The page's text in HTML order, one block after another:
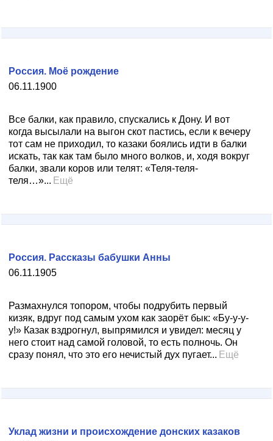
06.11.1900
Россия. Моё рождение
Все балки, как правило, спускались к Дону. И вот
когда высылали на выгон скот пастись, если к вечеру
тот сам не приходил, то казаки боялись идти в балки
искать, так как там было много волков, и, ходя вокруг
балки, звали коров или телят: «Теля-теля-
теля…»... Ещё
06.11.1905
Россия. Рассказы бабушки Анны
Размахнулся топором, чтобы подрубить первый
кизяк, вдруг под самым ухом как заорёт бык: «Бу-у-у-
у!» Казак вздрогнул, выпрямился и увидел: месяц у
него стоит над самой головой, то есть полночь. Он
сразу понял, что это его нечистый дух пугает... Ещё
Уклад жизни и происхождение донских казаков